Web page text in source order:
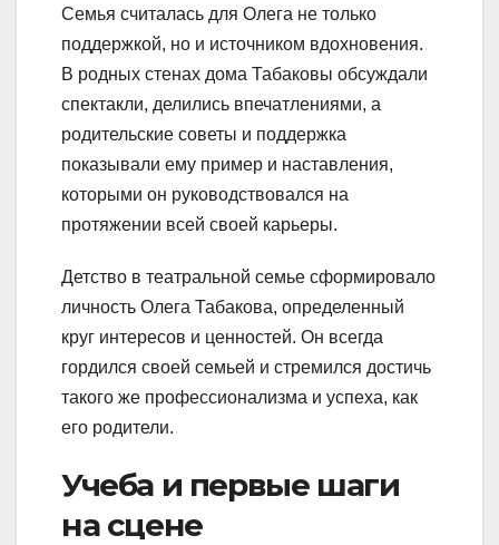
Семья считалась для Олега не только
поддержкой, но и источником вдохновения.
В родных стенах дома Табаковы обсуждали
спектакли, делились впечатлениями, а
родительские советы и поддержка
показывали ему пример и наставления,
которыми он руководствовался на
протяжении всей своей карьеры.
Детство в театральной семье сформировало
личность Олега Табакова, определенный
круг интересов и ценностей. Он всегда
гордился своей семьей и стремился достичь
такого же профессионализма и успеха, как
его родители.
Учеба и первые шаги
на сцене